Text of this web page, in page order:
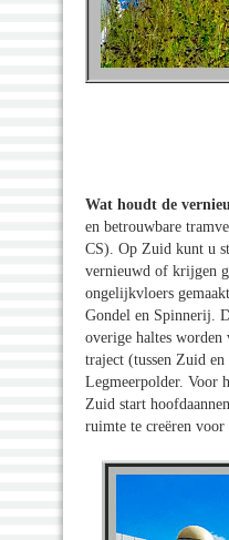
Wat houdt de
en betrouwbare
CS). Op Zuid kunt u
vernieuwd of krijgen
ongelijkvloers
Gondel en Spinnerij.
overige haltes
traject (tussen Zuid
Legmeerpolder. Voor
Zuid start
ruimte te creëren voor